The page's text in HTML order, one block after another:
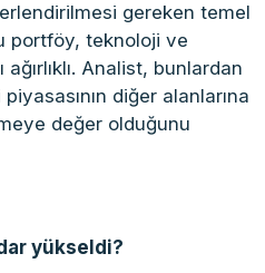
gereken temel
portföy, teknoloji ve
Analist, bunlardan
diğer alanlarına
değer olduğunu
yükseldi?